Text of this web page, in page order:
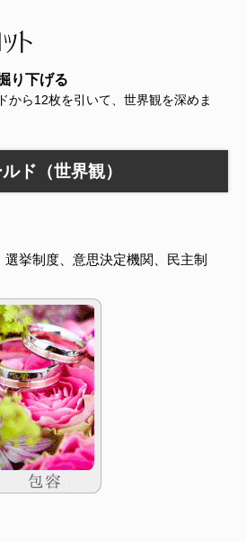
り下げる
から12枚を引いて、世界観を深めま
ド（世界観）
挙制度、意思決定機関、民主制